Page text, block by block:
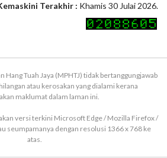
Terakhir : Khamis 30 Julai 2026.
Hang Tuah Jaya (MPHTJ) tidak bertanggungjawab
atau kerosakan yang dialami kerana
maklumat dalam laman ini.
versi terkini Microsoft Edge / Mozilla Firefox /
seumpamanya dengan resolusi 1366 x 768 ke
atas.